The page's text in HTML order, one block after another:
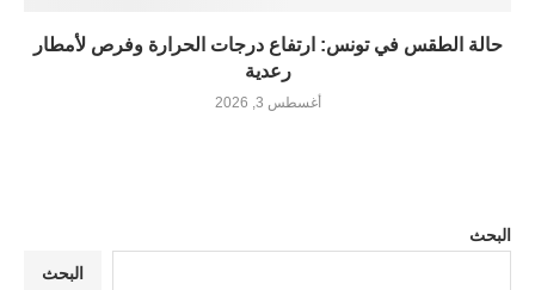
حالة الطقس في تونس: ارتفاع درجات الحرارة وفرص لأمطار
رعدية
أغسطس 3, 2026
البحث
البحث